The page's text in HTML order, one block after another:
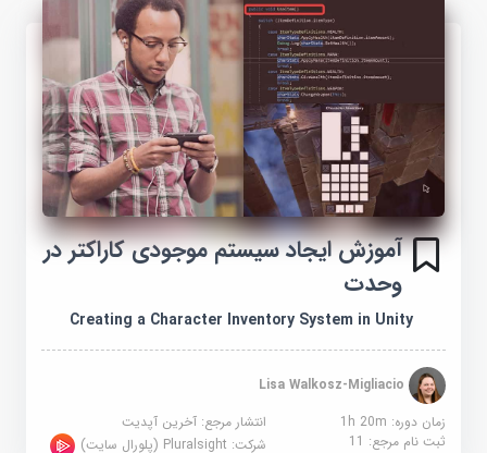
آموزش ایجاد سیستم موجودی کاراکتر در
وحدت
Creating a Character Inventory System in Unity
Lisa Walkosz-Migliacio
زمان دوره: 1h 20m
انتشار مرجع:آخرین آپدیت
ثبت نام مرجع:11 شرکت:Pluralsight (پلورال سایت)